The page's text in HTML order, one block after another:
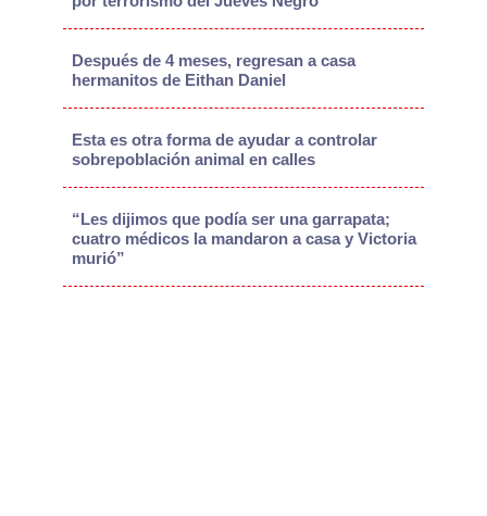
Después de 4 meses, regresan a casa
hermanitos de Eithan Daniel
Esta es otra forma de ayudar a controlar
sobrepoblación animal en calles
“Les dijimos que podía ser una garrapata;
cuatro médicos la mandaron a casa y Victoria
murió”